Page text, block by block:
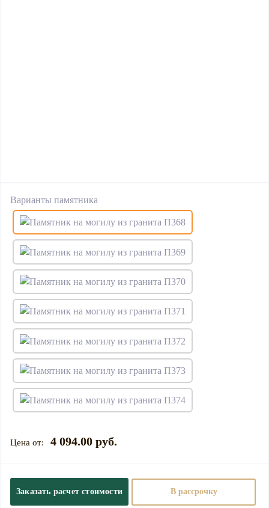
Варианты памятника
4 094.00 руб.
Заказать расчет стоимости В рассрочку